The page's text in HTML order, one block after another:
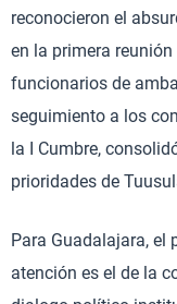
reconocieron el
en la primera
funcionarios de
seguimiento a los
la I Cumbre,
prioridades de
Para Guadalajara, el
atención es el de la